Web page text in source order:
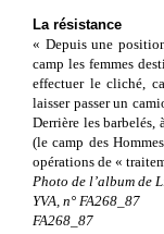
La résistance
« Depuis une
camp les femmes
effectuer le cliché,
laisser passer un
Derrière les barbelés,
(le camp des
opérations de «
Photo de l’album de
YVA, n° FA268_87
FA268_87